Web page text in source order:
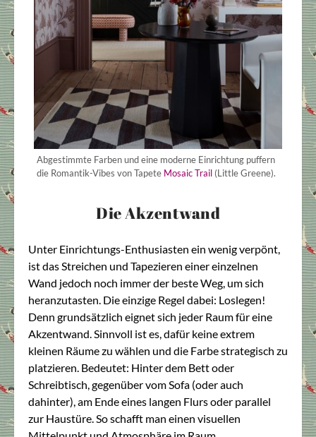
Abgestimmte Farben und eine moderne Einrichtung puffern
die Romantik-Vibes von Tapete Mosaic Trail (Little Greene).
Die Akzentwand
Unter Einrichtungs-Enthusiasten ein wenig verpönt,
ist das Streichen und Tapezieren einer einzelnen
Wand jedoch noch immer der beste Weg, um sich
heranzutasten. Die einzige Regel dabei: Loslegen!
Denn grundsätzlich eignet sich jeder Raum für eine
Akzentwand. Sinnvoll ist es, dafür keine extrem
kleinen Räume zu wählen und die Farbe strategisch zu
platzieren. Bedeutet: Hinter dem Bett oder
Schreibtisch, gegenüber vom Sofa (oder auch
dahinter), am Ende eines langen Flurs oder parallel
zur Haustüre. So schafft man einen visuellen